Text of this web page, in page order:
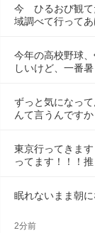
今　ひるおび観
域調べて行って
今年の高校野球
しいけど、一番
ずっと気になっ
んて言うんですか
東京行ってきま
ってます！！！
眠れないまま朝
2分前